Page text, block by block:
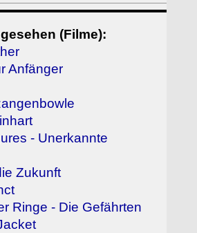
(Filme):
Anfänger
- Unerkannte
Zukunft
Ringe - Die Gefährten